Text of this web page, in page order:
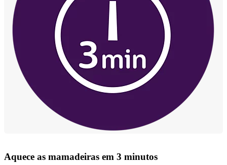
Aquece as mamadeiras em 3 minutos